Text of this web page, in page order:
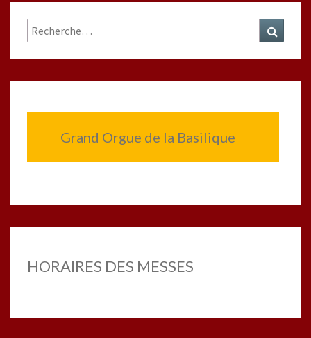
Rechercher :
Grand Orgue de la Basilique
HORAIRES DES MESSES